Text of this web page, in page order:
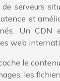
serveurs
et
Un CDN
web
le
les